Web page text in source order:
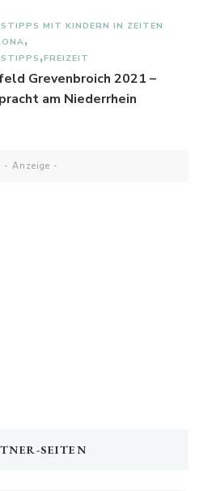
MIT KINDERN IN ZEITEN
FREIZEIT
Grevenbroich 2021 –
am Niederrhein
- Anzeige -
SEITEN